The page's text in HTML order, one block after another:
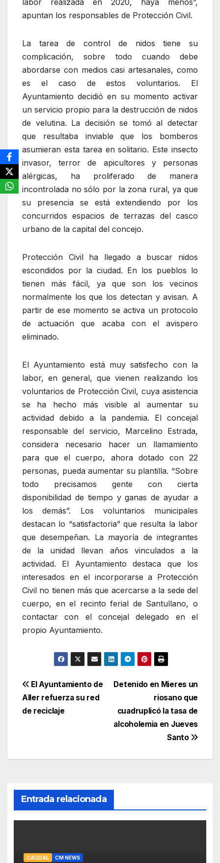
labor realizada en 2020, haya menos”,
apuntan los responsables de Protección Civil.
La tarea de control de nidos tiene su
complicación, sobre todo cuando debe
abordarse con medios casi artesanales, como
es el caso de estos voluntarios. El
Ayuntamiento decidió en su momento activar
un servicio propio para la destrucción de nidos
de velutina. La decisión se tomó al detectar
que resultaba inviable que los bomberos
asumieran esta tarea en solitario. Este insecto
invasor, terror de apicultores y personas
alérgicas, ha proliferado de manera
incontrolada no sólo por la zona rural, ya que
su presencia se está extendiendo por los
concurridos espacios de terrazas del casco
urbano de la capital del concejo.
Protección Civil ha llegado a buscar nidos
escondidos por la ciudad. En los pueblos lo
tienen más fácil, ya que son los vecinos
normalmente los que los detectan y avisan. A
partir de ese momento se activa un protocolo
de actuación que acaba con el avispero
eliminado.
El Ayuntamiento está muy satisfecho con la
labor, en general, que vienen realizando los
voluntarios de Protección Civil, cuya asistencia
se ha hecho más visible al aumentar su
actividad debido a la pandemia. El concejal
responsable del servicio, Marcelino Estrada,
considera necesario hacer un llamamiento
para que el cuerpo, ahora dotado con 22
personas, pueda aumentar su plantilla. “Sobre
todo precisamos gente con cierta
disponibilidad de tiempo y ganas de ayudar a
los demás”. Los voluntarios municipales
destacan lo “satisfactoria” que resulta la labor
que desempeñan. La mayoría de integrantes
de la unidad llevan años vinculados a la
actividad. El Ayuntamiento destaca que los
interesados en el incorporarse a Protección
Civil no tienen más que acercarse a la sede del
cuerpo, en el recinto ferial de Santullano, o
contactar con el concejal delegado en el
propio Ayuntamiento.
Navegación
de
Detenido en Mieres un
riosano que
cuadruplicó la tasa de
alcoholemia en Jueves
Santo
El Ayuntamiento de
Aller refuerza su red
de reciclaje
Entrada relacionada
CAUDAL CM NEWS